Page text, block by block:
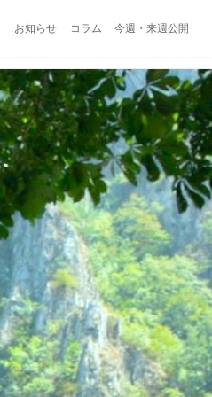
お知らせ コラム 今週・来週公開